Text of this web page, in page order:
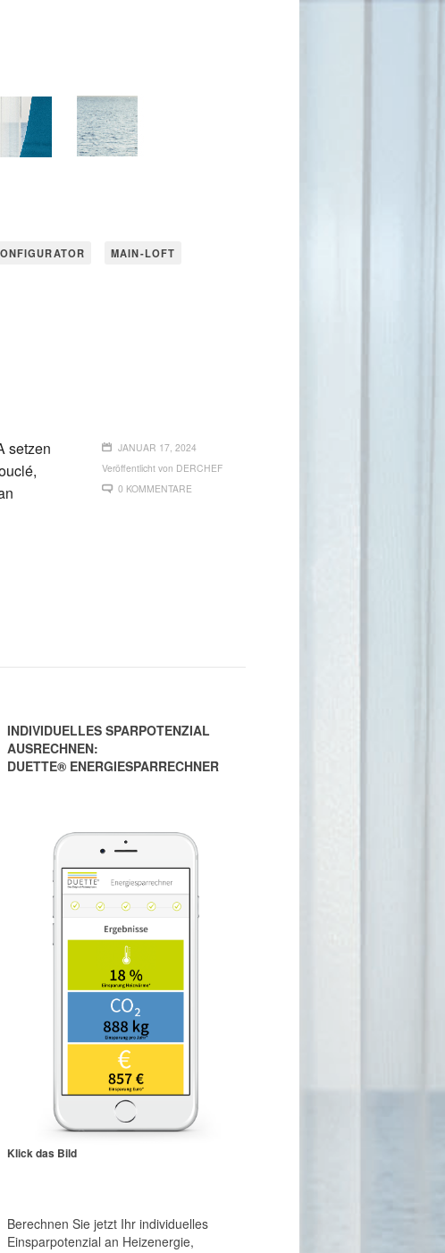
MAIN-LOFT
JANUAR 17, 2024
Veröffentlicht von DERCHEF
0 KOMMENTARE
setzen
INDIVIDUELLES SPARPOTENZIAL
AUSRECHNEN:
DUETTE® ENERGIESPARRECHNER
Klick das Bild
Berechnen Sie jetzt Ihr individuelles
Einsparpotenzial an Heizenergie,